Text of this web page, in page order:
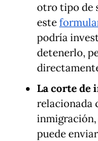
otro tipo de
este
podría
detenerlo,
La corte de
relacionada
puede